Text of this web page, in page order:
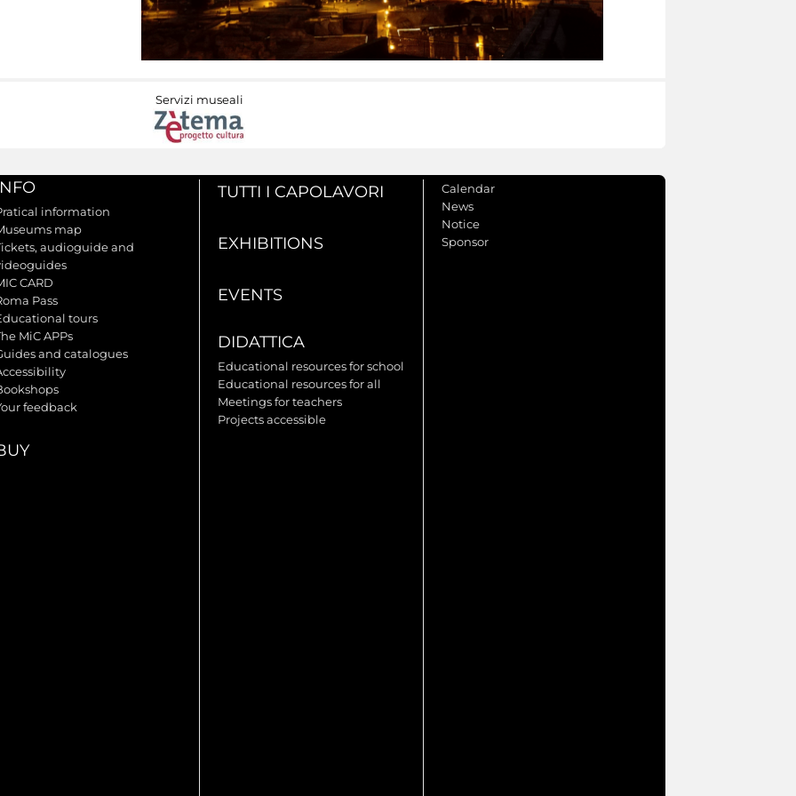
Servizi museali
information
map
audioguide and
CARD
Pass
tours
MiC APPs
and catalogues
feedback
TUTTI I CAPOLAVORI
EXHIBITIONS
EVENTS
DIDATTICA
Educational resources for school
Educational resources for all
Meetings for teachers
Projects accessible
Calendar
News
Notice
Sponsor